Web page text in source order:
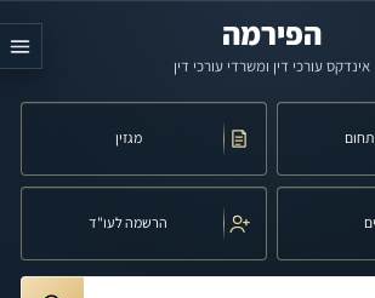
הפירמה
אינדקס עורכי דין ומשרדי עורכי דין
מגזין
הרשמה לעו"ד